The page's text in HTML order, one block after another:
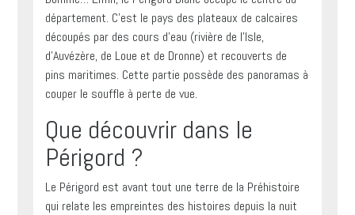
département. C’est le pays des plateaux de calcaires
découpés par des cours d’eau (rivière de l’Isle,
d’Auvézère, de Loue et de Dronne) et recouverts de
pins maritimes. Cette partie possède des panoramas à
couper le souffle à perte de vue.
Que découvrir dans le
Périgord ?
Le Périgord est avant tout une terre de la Préhistoire
qui relate les empreintes des histoires depuis la nuit